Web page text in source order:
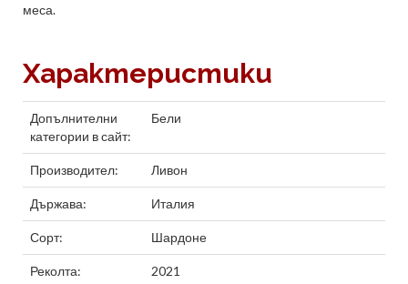
меса.
Характеристики
Допълнителни
категории в сайт:
Бели
Производител: Ливон
Държава: Италия
Сорт: Шардоне
Реколта: 2021